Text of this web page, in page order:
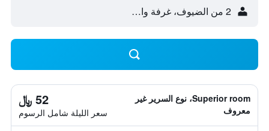
2 من الضيوف، غرفة واحدة
Superior room، نوع السرير غير
معروف
52 ﷼
سعر الليلة شامل الرسوم